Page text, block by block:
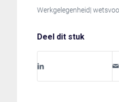
Werkgelegenheid|
Deel dit stuk